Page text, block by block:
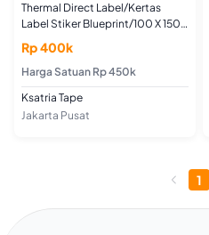
Thermal Direct Label/Kertas
Label Stiker Blueprint/100 X 150
MM X 300 Lbr Per Roll/ (1 DUS )
Rp 400k
Harga Satuan Rp 450k
Ksatria Tape
Jakarta Pusat
1